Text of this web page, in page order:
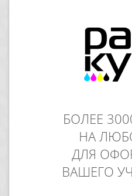
БОЛЕЕ
НА
ДЛЯ
ВАШЕГО